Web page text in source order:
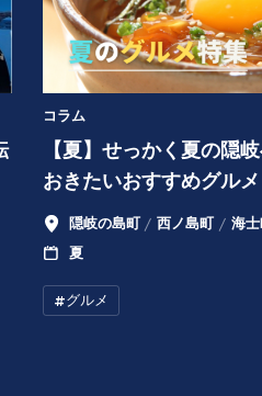
コラム
【夏】せっかく夏の隠
おきたいおすすめグルメ
隠岐の島町 西ノ島町 海
夏
#グルメ